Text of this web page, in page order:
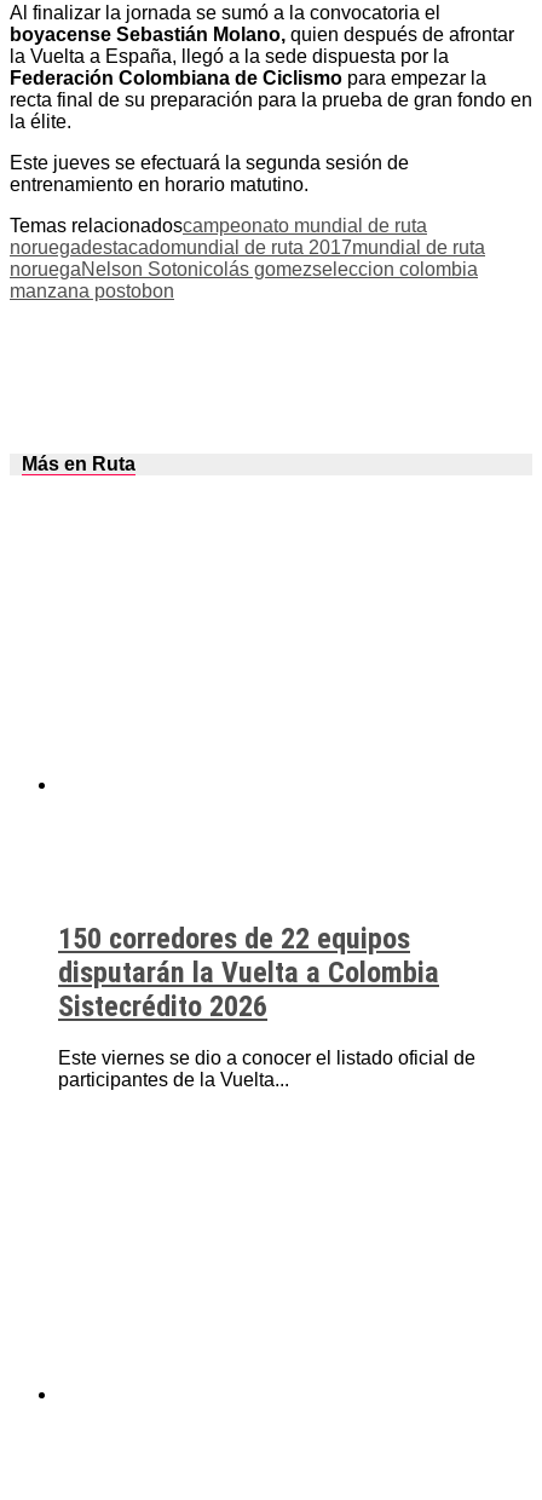
Al finalizar la jornada se sumó a la convocatoria el
boyacense Sebastián Molano, quien después de afrontar
la Vuelta a España, llegó a la sede dispuesta por la
Federación Colombiana de Ciclismo para empezar la
recta final de su preparación para la prueba de gran fondo en
la élite.
Este jueves se efectuará la segunda sesión de
entrenamiento en horario matutino.
Temas relacionadoscampeonato mundial de ruta
noruegadestacadomundial de ruta 2017mundial de ruta
noruegaNelson Sotonicolás gomezseleccion colombia
manzana postobon
Más en Ruta
150 corredores de 22 equipos
disputarán la Vuelta a Colombia
Sistecrédito 2026
Este viernes se dio a conocer el listado oficial de
participantes de la Vuelta...